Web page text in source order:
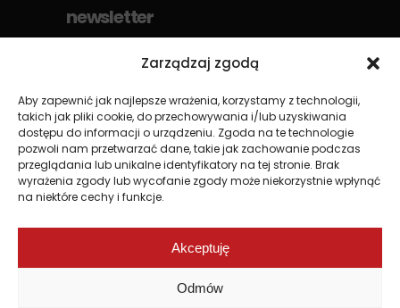
Zarządzaj zgodą
Aby zapewnić jak najlepsze wrażenia, korzystamy z technologii,
takich jak pliki cookie, do przechowywania i/lub uzyskiwania
dostępu do informacji o urządzeniu. Zgoda na te technologie
pozwoli nam przetwarzać dane, takie jak zachowanie podczas
przeglądania lub unikalne identyfikatory na tej stronie. Brak
wyrażenia zgody lub wycofanie zgody może niekorzystnie wpłynąć
na niektóre cechy i funkcje.
Akceptuję
Odmów
newsletter